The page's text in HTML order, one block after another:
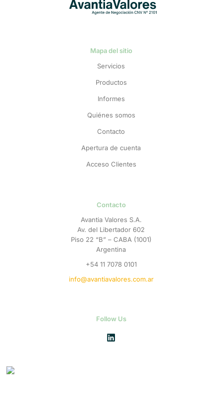
Mapa del sitio
Servicios
Productos
Informes
Quiénes somos
Contacto
Apertura de cuenta
Acceso Clientes
Contacto
Avantia Valores S.A.
Av. del Libertador 602
Piso 22 “B” – CABA (1001)
Argentina
+54 11 7078 0101
info@avantiavalores.com.ar
Follow Us